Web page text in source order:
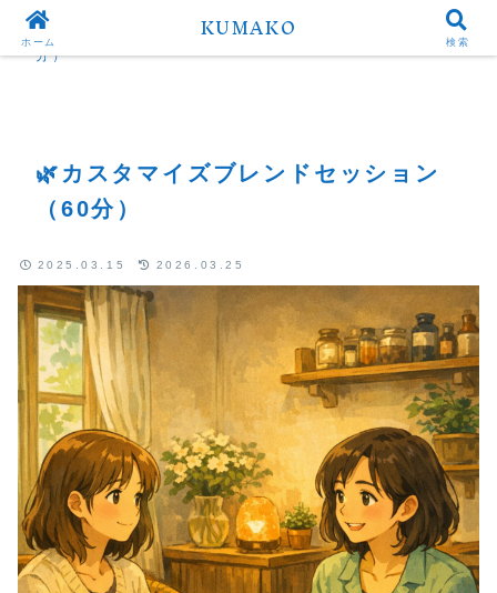
🌿カスタマイズブレンドセッション（60
分）
🌿カスタマイズブレンドセッション
（60分）
2025.03.15 2026.03.25
ホーム KUMAKO 検索